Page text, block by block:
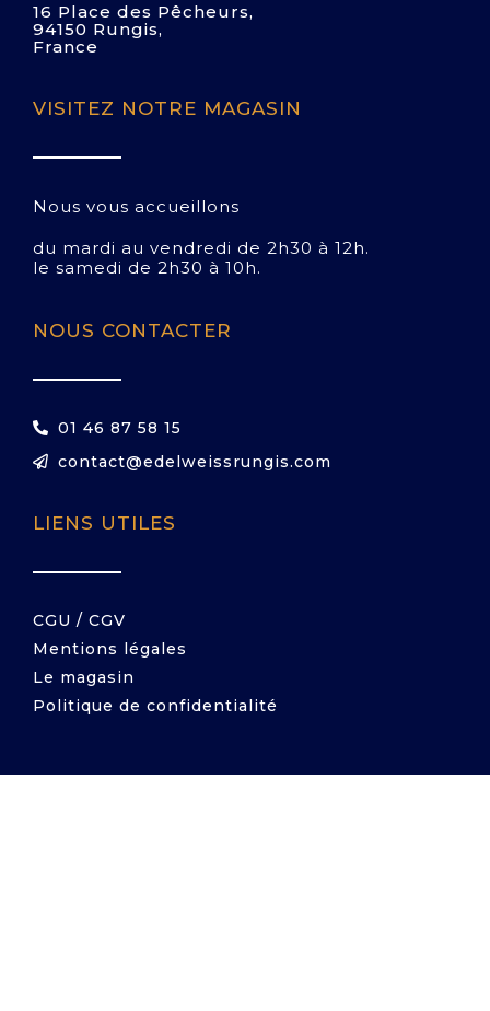
16 Place des Pêcheurs,
94150 Rungis,
France
VISITEZ NOTRE MAGASIN
Nous vous accueillons
du mardi au vendredi de 2h30 à 12h.
le samedi de 2h30 à 10h.
NOUS CONTACTER
01 46 87 58 15
contact@edelweissrungis.com
LIENS UTILES
CGU / CGV
Mentions légales
Le magasin
Politique de confidentialité